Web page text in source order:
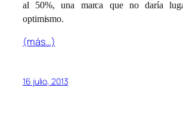
al 50%, una marca que no daría
optimismo.
(más…)
16 julio, 2013